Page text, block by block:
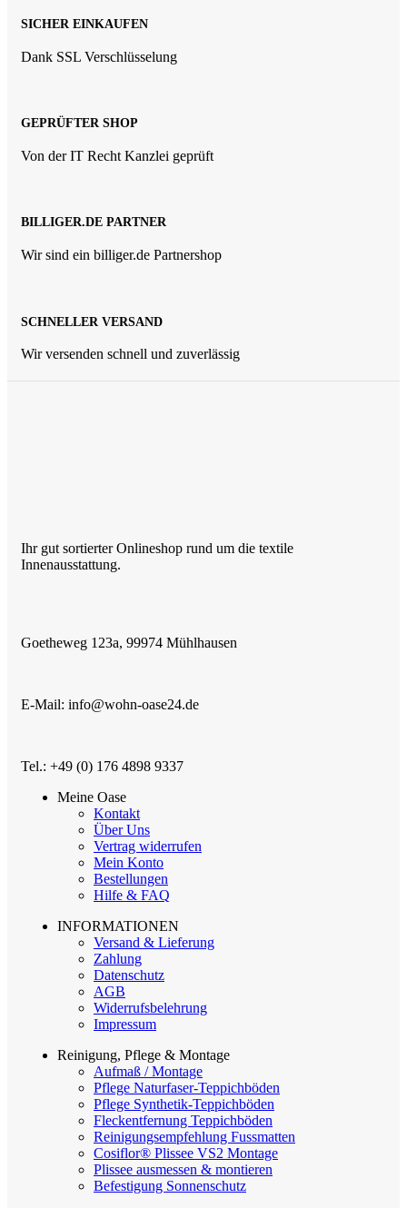
SICHER EINKAUFEN
Dank SSL Verschlüsselung
GEPRÜFTER SHOP
Von der IT Recht Kanzlei geprüft
BILLIGER.DE PARTNER
Wir sind ein billiger.de Partnershop
SCHNELLER VERSAND
Wir versenden schnell und zuverlässig
Ihr gut sortierter Onlineshop rund um die textile
Innenausstattung.
Goetheweg 123a, 99974 Mühlhausen
E-Mail: info@wohn-oase24.de
Tel.: +49 (0) 176 4898 9337
Meine Oase
Kontakt
Über Uns
Vertrag widerrufen
Mein Konto
Bestellungen
Hilfe & FAQ
INFORMATIONEN
Versand & Lieferung
Zahlung
Datenschutz
AGB
Widerrufsbelehrung
Impressum
Reinigung, Pflege & Montage
Aufmaß / Montage
Pflege Naturfaser-Teppichböden
Pflege Synthetik-Teppichböden
Fleckentfernung Teppichböden
Reinigungsempfehlung Fussmatten
Cosiflor® Plissee VS2 Montage
Plissee ausmessen & montieren
Befestigung Sonnenschutz